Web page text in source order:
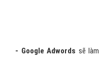
- Google Adwords sẽ